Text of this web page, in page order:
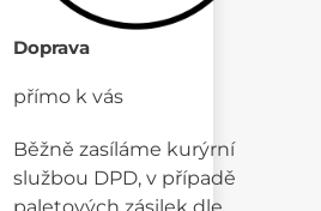
Doprava
přímo k vás
Běžně zasíláme kurýrní
službou DPD, v případě
paletových zásilek dle